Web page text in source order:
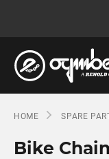
HOME SPARE
Bike